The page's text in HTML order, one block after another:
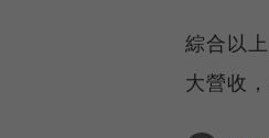
綜合以
大營收